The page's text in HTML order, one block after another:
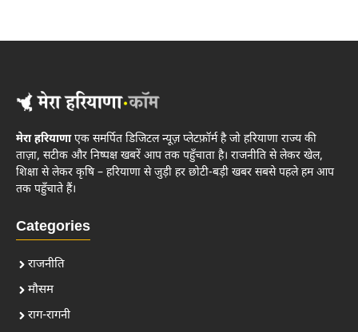
मेरा हरियाणाएक समर्पित डिजिटल न्यूज़ प्लेटफ़ॉर्म है जो हरियाणा राज्य की
ताज़ा, सटीक और निष्पक्ष खबरें आप तक पहुँचाता है। राजनीति से लेकर खेल,
शिक्षा से लेकर कृषि – हरियाणा से जुड़ी हर छोटी-बड़ी खबर सबसे पहले हम आप
तक पहुँचाते हैं।
Categories
राजनीति
मौसम
राग-रागनी